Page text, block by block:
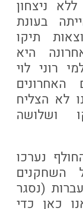
ניצחון
בעונת
תוצאות תיקו
היא
רוני לוי
לא הצליח
ושלושה
נערכו
השחקנים
(נסגר
כאן כדי